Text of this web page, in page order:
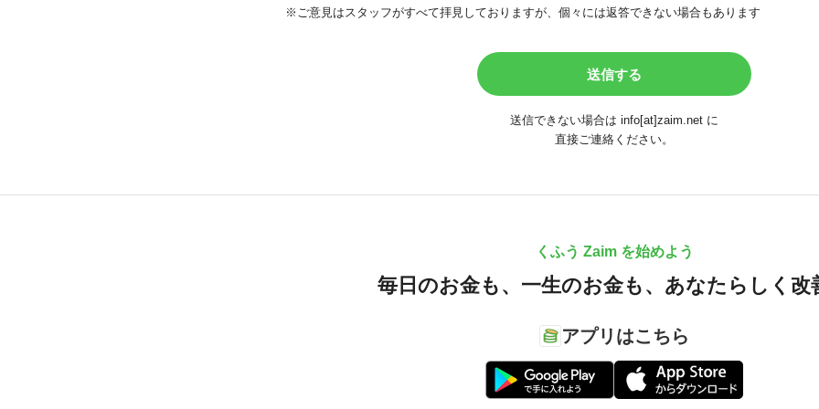
※ご意見はスタッフがすべて拝見しておりますが、個々には返答できない場合もあります
送信できない場合は info[at]zaim.net に
直接ご連絡ください。
くふう Zaim を始めよう
毎日のお金も、 一生のお金も、 あなたらしく改
アプリはこちら